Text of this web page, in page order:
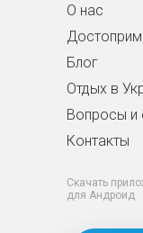
О нас
Блог
Отдых в
Вопросы и
Контакты
Скачать
для Андроид